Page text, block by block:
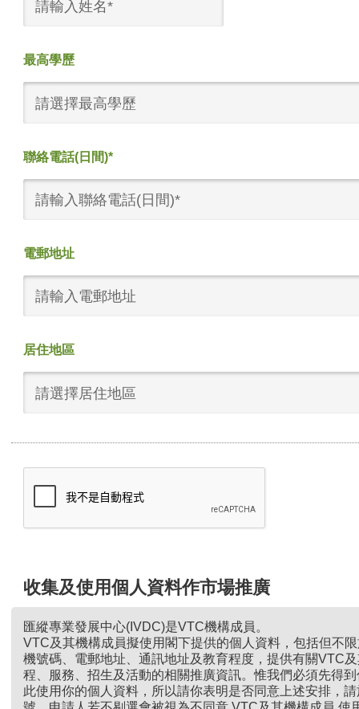
最高學歷
請選擇最高學歷
聯絡電話(日間)*
電郵地址
居住地區
請選擇居住地區
收集及使用個人資料作市場推廣
匯縱專業發展中心(IVDC)是VTC機構成員。
VTC及其機構成員擬使用閣下提供的個人資料，包括但不
機號碼、電郵地址、通訊地址及教育程度，提供有關VTC
程、服務、招生及活動的相關推廣資訊。惟我們必須先得
此使用你的個人資料，所以請你表明是否同意上述安排，